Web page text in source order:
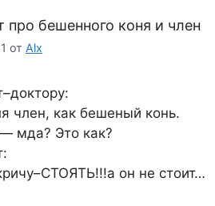
про бешенного коня и член
от Alx
член, как бешеный конь.
мда? Это как?
он не стоит…